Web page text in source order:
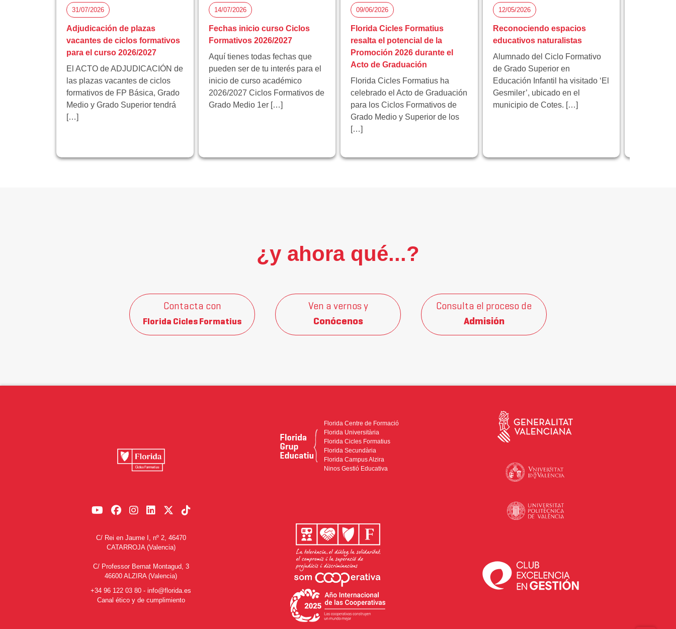
31/07/2026
Adjudicación de plazas
vacantes de ciclos formativos
para el curso 2026/2027
El ACTO de ADJUDICACIÓN de
las plazas vacantes de ciclos
formativos de FP Básica, Grado
Medio y Grado Superior tendrá
[…]
14/07/2026
Fechas inicio curso Ciclos
Formativos 2026/2027
Aquí tienes todas fechas que
pueden ser de tu interés para el
inicio de curso académico
2026/2027 Ciclos Formativos de
Grado Medio 1er […]
09/06/2026
Florida Cicles Formatius
resalta el potencial de la
Promoción 2026 durante el
Acto de Graduación
Florida Cicles Formatius ha
celebrado el Acto de Graduación
para los Ciclos Formativos de
Grado Medio y Superior de los
[…]
12/05/2026
Reconociendo espacios
educativos naturalistas
Alumnado del Ciclo Formativo
de Grado Superior en
Educación Infantil ha visitado ‘El
Gesmiler’, ubicado en el
municipio de Cotes. […]
¿y ahora qué...?
Contacta con
Florida Cicles Formatius
Ven a vernos y
Conócenos
Consulta el proceso de
Admisión
C/ Rei en Jaume I, nº 2, 46470
CATARROJA (Valencia)
C/ Professor Bernat Montagud, 3
46600 ALZIRA (Valencia)
+34 96 122 03 80 - info@florida.es
Canal ético y de cumplimiento
Florida Centre de Formació
Florida Universitària
Florida Cicles Formatius
Florida Secundària
Florida Campus Alzira
Ninos Gestió Educativa